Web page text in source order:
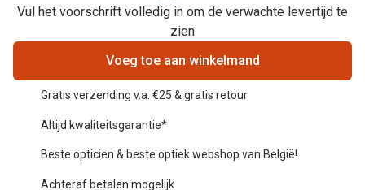
Alles over brillen
Vul het voorschrift volledig in om de verwachte levertijd te
zien
Voeg toe aan winkelmand
Gratis verzending v.a. €25 & gratis retour
Altijd kwaliteitsgarantie*
Beste opticien & beste optiek webshop van België!
Achteraf betalen mogelijk